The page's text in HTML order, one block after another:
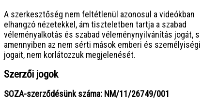
A szerkesztőség nem feltétlenül azonosul a videókban
elhangzó nézetekkel, ám tiszteletben tartja a szabad
véleményalkotás és szabad véleménynyilvánítás jogát, s
amennyiben az nem sérti mások emberi és személyiségi
jogait, nem korlátozzuk megjelenését.
Szerzői jogok
SOZA-szerződésünk száma: NM/11/26749/001